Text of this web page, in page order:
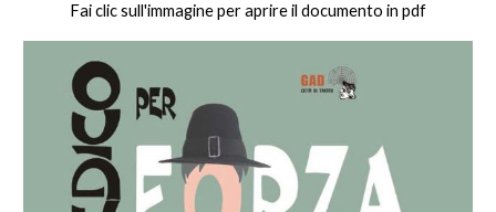
Fai clic sull'immagine per aprire il documento in pdf